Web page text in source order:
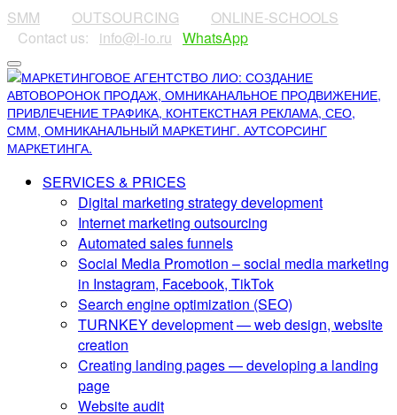
SMM OUTSOURCING
ONLINE-SCHOOLS
⠀Contact us:⠀ info@l-io.ru WhatsApp
SERVICES & PRICES
Digital marketing strategy development
Internet marketing outsourcing
Automated sales funnels
Social Media Promotion – social media marketing
in Instagram, Facebook, TikTok
Search engine optimization (SEO)
TURNKEY development — web design, website
creation
Creating landing pages — developing a landing
page
Website audit